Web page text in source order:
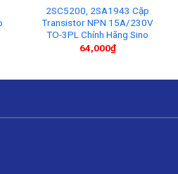
2SC5200, 2SA1943 Cặp
Transistor NPN 15A/230V
TO-3PL Chính Hãng Sino
64,000₫